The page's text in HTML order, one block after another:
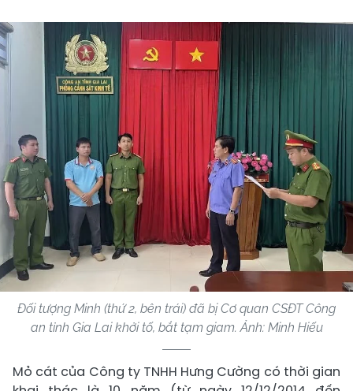
Đối tượng Minh (thứ 2, bên trái) đã bị Cơ quan CSĐT Công
an tỉnh Gia Lai khởi tố, bắt tạm giam. Ảnh: Minh Hiếu
Mỏ cát của Công ty TNHH Hưng Cường có thời gian